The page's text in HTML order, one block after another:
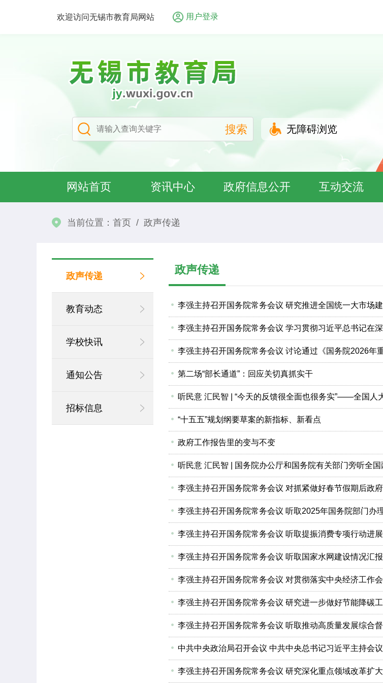
欢迎访问无锡市教育局网站 用户登录
无障碍浏览
网站首页 资讯中心 政府信息公开 互动交流
当前位置： 首页 / 政声传递
政声传递
教育动态
学校快讯
通知公告
招标信息
政声传递
李强主持召开国务院常务会议 研究推进全国统一大市场
李强主持召开国务院常务会议 讨论通过《国务院2026年
第二场“部长通道”：回应关切真抓实干
听民意 汇民智 | “今天的反馈很全面也很务实”——全国人
“十五五”规划纲要草案的新指标、新看点
政府工作报告里的变与不变
听民意 汇民智 | 国务院办公厅和国务院有关部门旁听全
李强主持召开国务院常务会议 对抓紧做好春节假期后政
李强主持召开国务院常务会议 听取国家水网建设情况汇
李强主持召开国务院常务会议 对贯彻落实中央经济工作
李强主持召开国务院常务会议 研究进一步做好节能降碳
李强主持召开国务院常务会议 听取推动高质量发展综合
中共中央政治局召开会议 中共中央总书记习近平主持会议
李强主持召开国务院常务会议 研究深化重点领域改革扩